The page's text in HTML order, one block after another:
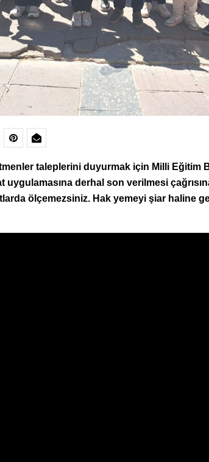
taleplerini duyurmak için Milli Eğitim
uygulamasına derhal son verilmesi
ölçemezsiniz.Hak yemeyi şiar haline